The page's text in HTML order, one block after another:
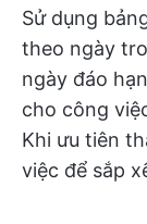
Sử dụng
theo ngày
ngày đáo
cho công
Khi ưu tiên
việc để sắp